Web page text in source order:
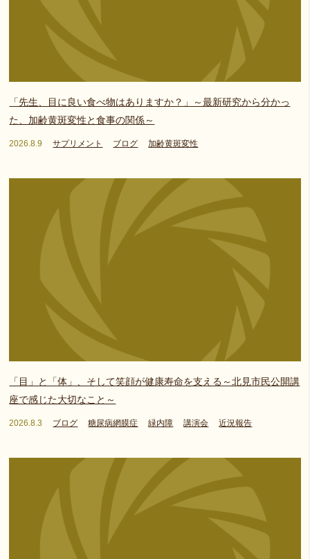
「先生、目に良い食べ物はありますか？」～最新研究から分かっ
た、加齢黄斑変性と食事の関係～
2026.8.9 サプリメント ブログ 加齢黄斑変性
「目」と「体」、そして笑顔が健康寿命を支える～北見市民公開講
座で感じた大切なこと～
2026.8.3 ブログ 糖尿病網膜症 緑内障 講演会 近況報告